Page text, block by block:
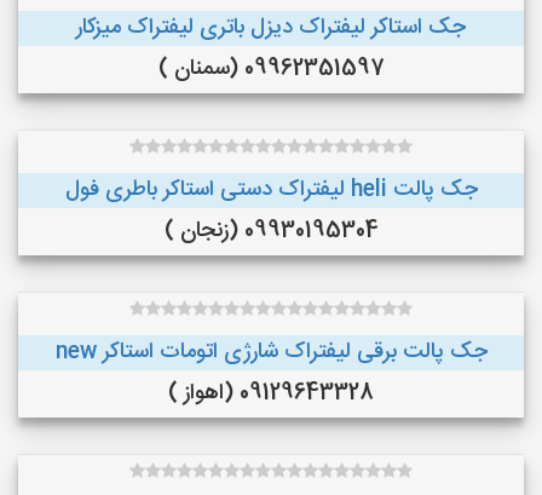
جک استاکر لیفتراک دیزل باتری لیفتراک میزکار
09962351597 (سمنان )
جک پالت heli لیفتراک دستی استاکر باطری فول
09930195304 (زنجان )
جک پالت برقی لیفتراک شارژی اتومات استاکر new
09129643328 (اهواز )